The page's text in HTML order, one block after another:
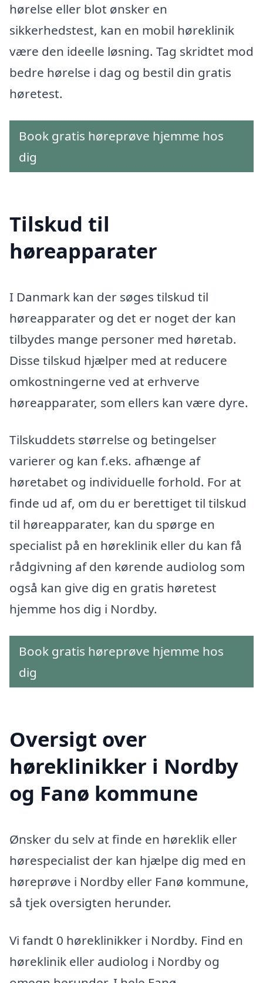
hørelse eller blot ønsker en
sikkerhedstest, kan en mobil høreklinik
være den ideelle løsning. Tag skridtet mod
bedre hørelse i dag og bestil din gratis
høretest.
Book gratis høreprøve hjemme hos
dig
Tilskud til
høreapparater
I Danmark kan der søges tilskud til
høreapparater og det er noget der kan
tilbydes mange personer med høretab.
Disse tilskud hjælper med at reducere
omkostningerne ved at erhverve
høreapparater, som ellers kan være dyre.
Tilskuddets størrelse og betingelser
varierer og kan f.eks. afhænge af
høretabet og individuelle forhold. For at
finde ud af, om du er berettiget til tilskud
til høreapparater, kan du spørge en
specialist på en høreklinik eller du kan få
rådgivning af den kørende audiolog som
også kan give dig en gratis høretest
hjemme hos dig i Nordby.
Book gratis høreprøve hjemme hos
dig
Oversigt over
høreklinikker i Nordby
og Fanø kommune
Ønsker du selv at finde en høreklik eller
hørespecialist der kan hjælpe dig med en
høreprøve i Nordby eller Fanø kommune,
så tjek oversigten herunder.
Vi fandt 0 høreklinikker i Nordby. Find en
høreklinik eller audiolog i Nordby og